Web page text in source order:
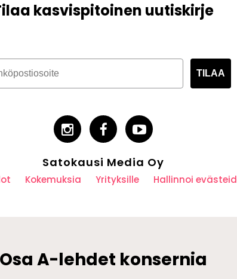
kasvispitoinen uutiskirje
TILAA
Satokausi Media Oy
Kokemuksia Yrityksille Hallinnoi
Osa A-lehdet konsernia